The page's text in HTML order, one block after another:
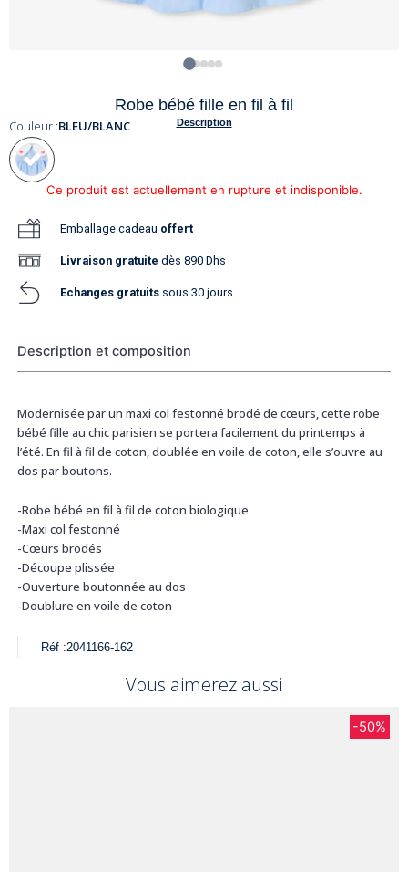
Robe bébé fille en fil à fil
Description
Couleur :BLEU/BLANC
Ce produit est actuellement en rupture et indisponible.
Emballage cadeau offert
Livraison gratuite dès 890 Dhs
Echanges gratuits sous 30 jours
Description et composition
Modernisée par un maxi col festonné brodé de cœurs, cette robe
bébé fille au chic parisien se portera facilement du printemps à
l’été. En fil à fil de coton, doublée en voile de coton, elle s’ouvre au
dos par boutons.
-Robe bébé en fil à fil de coton biologique
-Maxi col festonné
-Cœurs brodés
-Découpe plissée
-Ouverture boutonnée au dos
-Doublure en voile de coton
Réf :2041166-162
Vous aimerez aussi
-50%